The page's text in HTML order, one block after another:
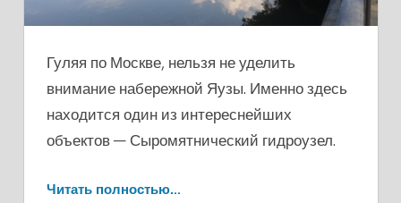
Гуляя по Москве, нельзя не уделить
внимание набережной Яузы. Именно здесь
находится один из интереснейших
объектов — Сыромятнический гидроузел.
Читать полностью…